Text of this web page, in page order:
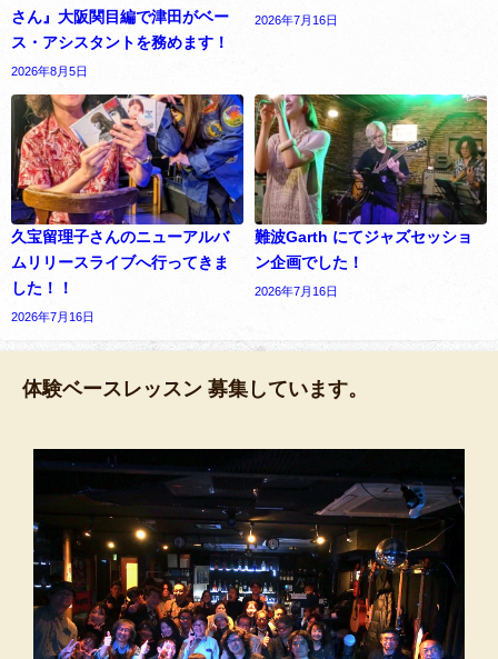
さん』大阪関目編で津田がベー
ス・アシスタントを務めます！
2026年8月5日
2026年7月16日
久宝留理子さんのニューアルバ
ムリリースライブへ行ってきま
した！！
2026年7月16日
難波Garth にてジャズセッショ
ン企画でした！
2026年7月16日
体験ベースレッスン 募集しています。